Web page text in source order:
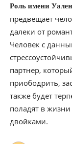
Роль имени
предвещает
далеки от
Человек с
партнер,
приободрить,
также будет
поладят в
двойками.